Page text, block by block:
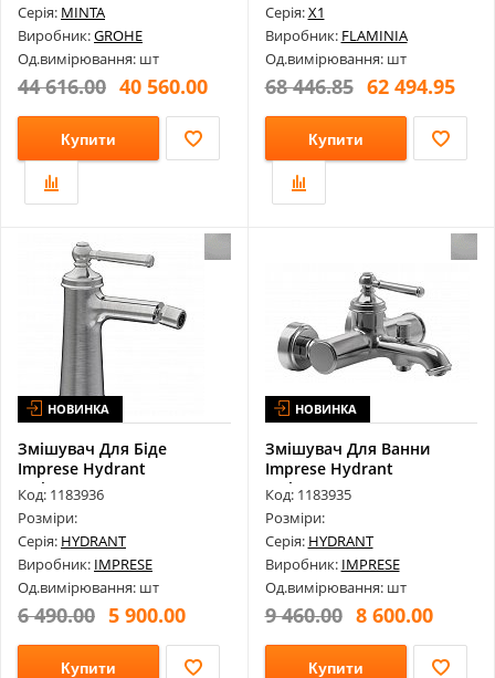
Серія: MINTA
Виробник:GROHE
Од.вимірювання: шт
44 616.00 40 560.00
Купити
Серія:X1
Виробник: FLAMINIA
Од.вимірювання: шт
68 446.85 62 494.95
Купити
НОВИНКА
Змішувач Для Біде
Imprese Hydrant
Zmk031806070
Код: 1183936
Розміри:
Серія: HYDRANT
Виробник: IMPRESE
Од.вимірювання: шт
6 490.00 5 900.00
Купити
НОВИНКА
Змішувач Для Ванни
Imprese Hydrant
Zmk031806040
Код: 1183935
Розміри:
Серія: HYDRANT
Виробник: IMPRESE
Од.вимірювання: шт
9 460.00 8 600.00
Купити